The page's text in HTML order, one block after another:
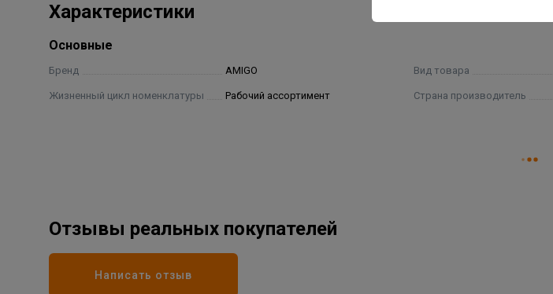
Характеристики
Основные
Бренд AMIGO
Жизненный цикл номенклатуры Рабочий ассортимент
Вид товара
Страна производитель
Отзывы реальных покупателей
Написать отзыв